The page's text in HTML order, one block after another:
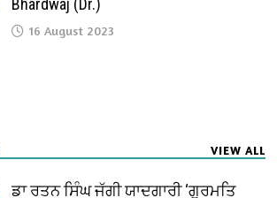
Bhardwaj (Dr.)
16 August 2023
VIEW ALL
ਡਾ ਰਤਨ ਸਿੰਘ ਜੱਗੀ ਯਾਦਗਾਰੀ ‘ਗੁਰਮਤਿ